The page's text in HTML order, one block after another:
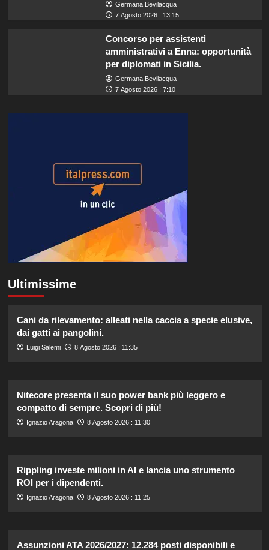
Germana Bevilacqua
7 Agosto 2026 : 13:15
Concorso per assistenti
amministrativi a Enna: opportunità
per diplomati in Sicilia.
Germana Bevilacqua
7 Agosto 2026 : 7:10
Ultimissime
Cani da rilevamento: alleati nella caccia a specie elusive,
dai gatti ai pangolini.
Luigi Salemi 8 Agosto 2026 : 11:35
Nitecore presenta il suo power bank più leggero e
compatto di sempre. Scopri di più!
Ignazio Aragona 8 Agosto 2026 : 11:30
Rippling investe milioni in AI e lancia uno strumento
ROI per i dipendenti.
Ignazio Aragona 8 Agosto 2026 : 11:25
Assunzioni ATA 2026/2027: 12.284 posti disponibili e